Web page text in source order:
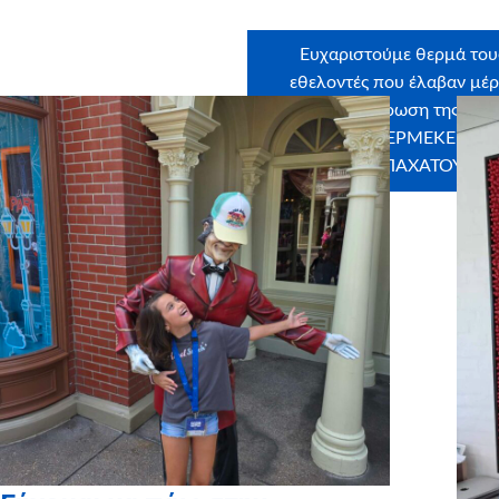
Ευχαριστούμε θερμά
εθελοντές που έλαβαν
στην εκπλήρωση της
ΜΑΡΙΑ ΠΕΡΜΕΚΕΡΛΗ,
ΘΕΟΔΩΡΑ